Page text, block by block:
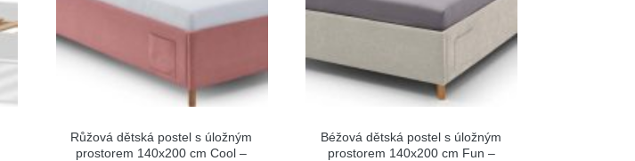
Růžová dětská postel s úložným
prostorem 140x200 cm Cool –
Béžová dětská postel s úložným
prostorem 140x200 cm Fun –